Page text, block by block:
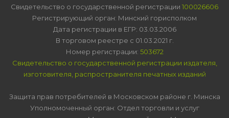
Свидетельство о государственной регистрации 100026606
Регистрирующий орган: Минский горисполком
Дата регистрации в ЕГР: 03.03.2006
В торговом реестре с 01.03.2021 г.
Номер регистрации: 503672
Свидетельство о государственной регистрации издателя,
изготовителя, распространителя печатных изданий
Защита прав потребителей в Московском районе г. Минска
Уполномоченный орган: Отдел торговли и услуг